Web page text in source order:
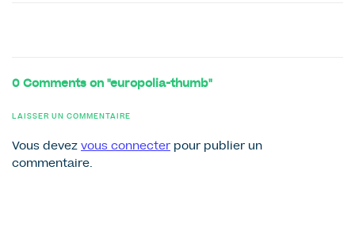
0 Comments on "europolia-thumb"
LAISSER UN COMMENTAIRE
Vous devez vous connecter pour publier un
commentaire.